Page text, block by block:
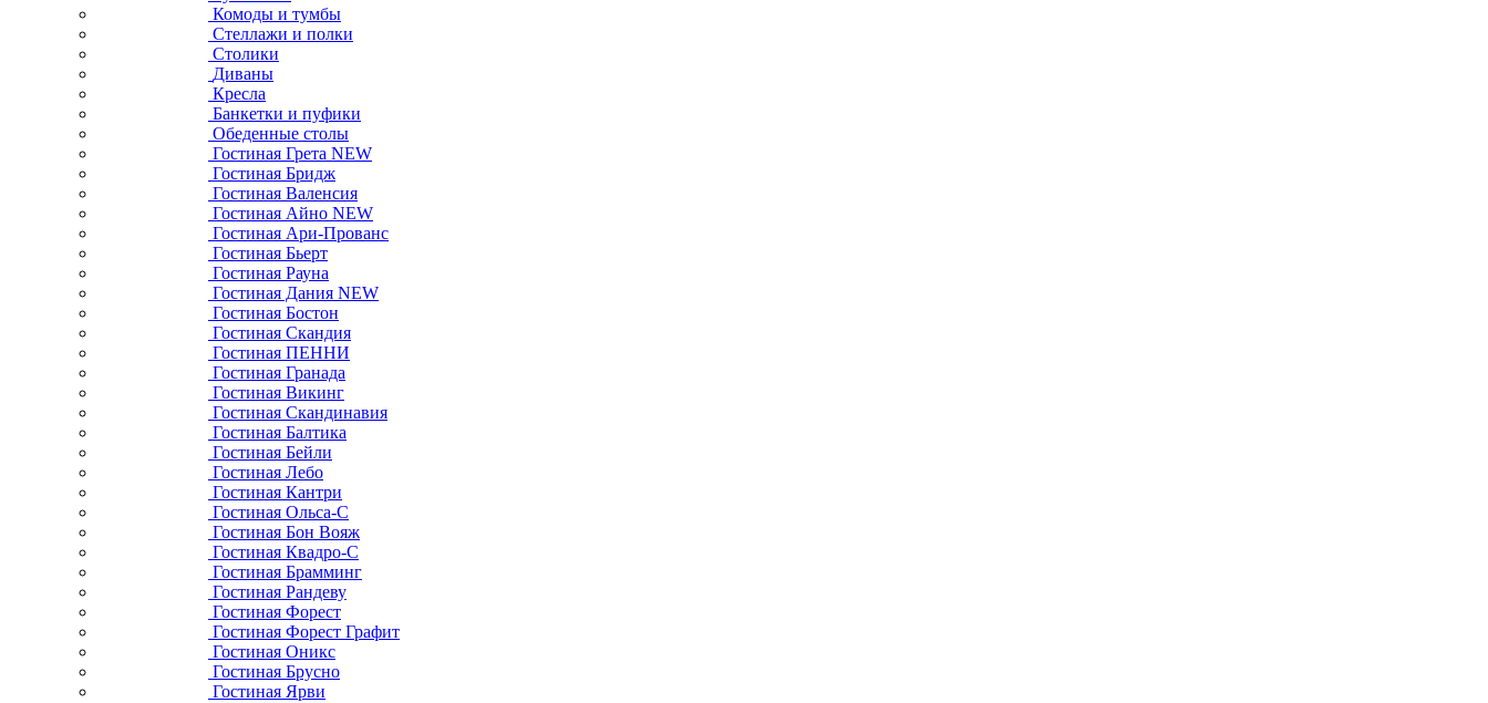
Комоды и тумбы
Стеллажи и полки
Столики
Диваны
Кресла
Банкетки и пуфики
Обеденные столы
Гостиная Грета NEW
Гостиная Бридж
Гостиная Валенсия
Гостиная Айно NEW
Гостиная Ари-Прованс
Гостиная Бьерт
Гостиная Рауна
Гостиная Дания NEW
Гостиная Бостон
Гостиная Скандия
Гостиная ПЕННИ
Гостиная Гранада
Гостиная Викинг
Гостиная Скандинавия
Гостиная Балтика
Гостиная Бейли
Гостиная Лебо
Гостиная Кантри
Гостиная Ольса-С
Гостиная Бон Вояж
Гостиная Квадро-С
Гостиная Брамминг
Гостиная Рандеву
Гостиная Форест
Гостиная Форест Графит
Гостиная Оникс
Гостиная Брусно
Гостиная Ярви